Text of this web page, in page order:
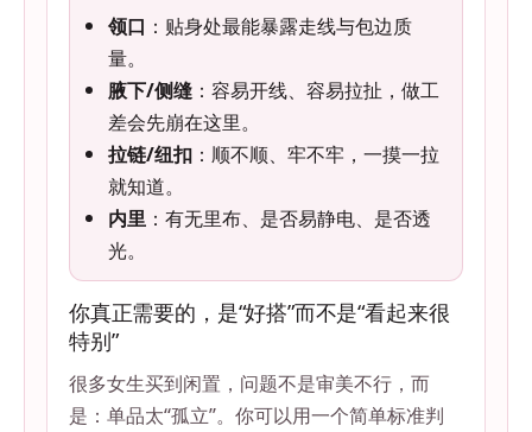
领口 ：贴身处最能暴露走线与包边质
量。
腋下/侧缝 ：容易开线、容易拉扯，做工
差会先崩在这里。
拉链/纽扣 ：顺不顺、牢不牢，一摸一拉
就知道。
内里 ：有无里布、是否易静电、是否透
光。
你真正需要的，是“好搭”而不是“看起来很
特别”
很多女生买到闲置，问题不是审美不行，而
是：单品太“孤立”。你可以用一个简单标准判